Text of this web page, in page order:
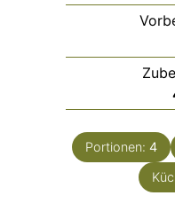
Portionen:4